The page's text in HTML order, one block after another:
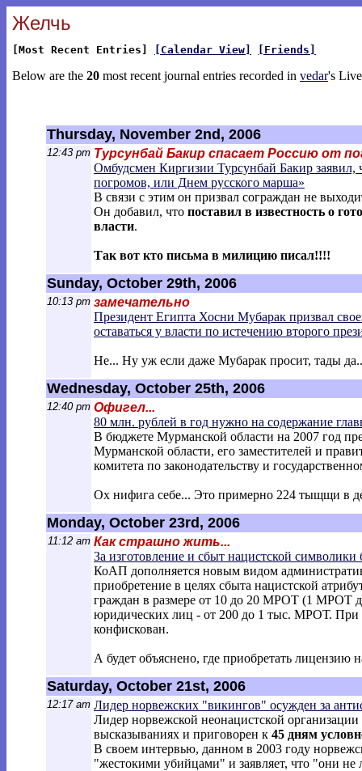
Желчь
[Most Recent Entries] [Calendar View] [Friends]
Below are the 20 most recent journal entries recorded in vedar's
Thursday, November 2nd, 2006
12:43 pm Турсунбай Бакир спасает Россию от
Омбудсмен Киргизии Турсунбай Бакир
погромов, или Днем русского марша»
В связи с этим он призвал сограждан не
Он добавил, что поставил в известность о
власти.
Так вот кто письма в милицию писал!!!!
Sunday, October 29th, 2006
10:13 pm замечательно
Президент Египта Хосни Мубарак призвал
оставаться у власти по истечению второго
Не... Ну уж если даже Мубарак просит, тады
Wednesday, October 25th, 2006
12:40 pm Офигел...
80 млн. рублей в год нужно на содержание
В бюджете Мурманской области на 2007 год
Мурманской области, его заместителей и
комитета по законодательству и
Ох нифига себе... Это примерно 224 тыщщи в
Monday, October 23rd, 2006
11:12 am Как страшно жить...
За изготовление и сбыт нацистской символики
КоАП дополняется новым видом
приобретение в целях сбыта нацистской
граждан в размере от 10 до 20 МРОТ (1 МРОТ
юридических лиц - от 200 до 1 тыс. МРОТ. При
конфискован.
А будет объяснено, где приобретать лицензию
Saturday, October 21st, 2006
12:17 am Лидер норвежских "викингов" осужден за
Лидер норвежской неонацистской
высказываниях и приговорен к 45 дням
В своем интервью, данном в 2003 году
"жестокими убийцами" и заявляет, что "они